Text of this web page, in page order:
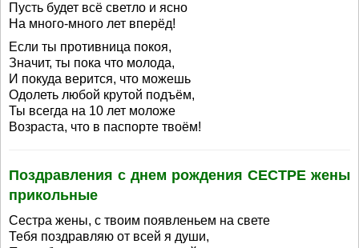
Пусть будет всё светло и ясно
На много-много лет вперёд!
Если ты противница покоя,
Значит, ты пока что молода,
И покуда верится, что можешь
Одолеть любой крутой подъём,
Ты всегда на 10 лет моложе
Возраста, что в паспорте твоём!
Поздравления с днем рождения СЕСТРЕ жены
прикольные
Сестра жены, с твоим появленьем на свете
Тебя поздравляю от всей я души,